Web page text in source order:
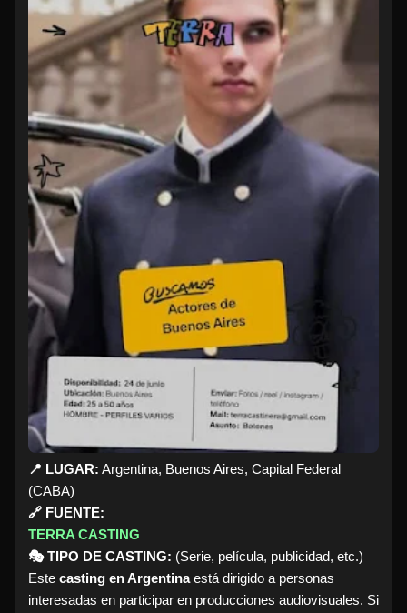
📍 LUGAR: Argentina, Buenos Aires, Capital Federal
(CABA)
🔗 FUENTE:
TERRA CASTING
🎭 TIPO DE CASTING: (Serie, película, publicidad, etc.)
Este casting en Argentinaestá dirigido a personas
interesadas en participar en producciones audiovisuales. Si